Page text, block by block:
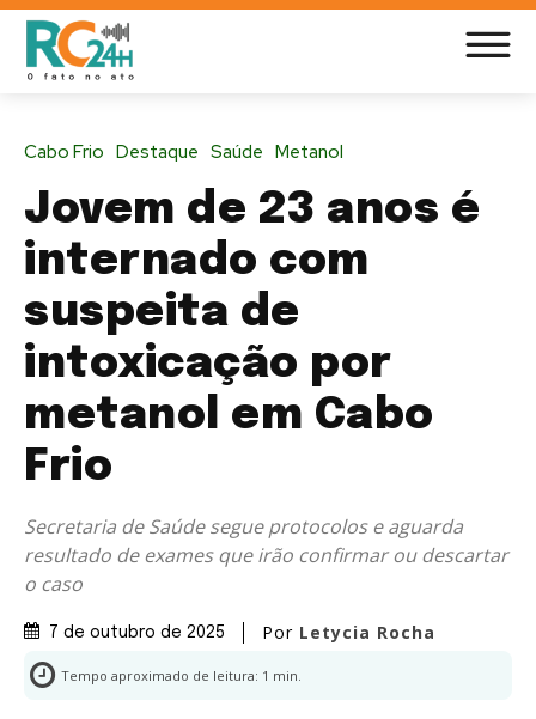
Cabo Frio Destaque Saúde Metanol
Jovem de 23 anos é
internado com
suspeita de
intoxicação por
metanol em Cabo
Frio
Secretaria de Saúde segue protocolos e aguarda
resultado de exames que irão confirmar ou descartar
o caso
7 de outubro de 2025 Por Letycia Rocha
Tempo aproximado de leitura: 1 min.